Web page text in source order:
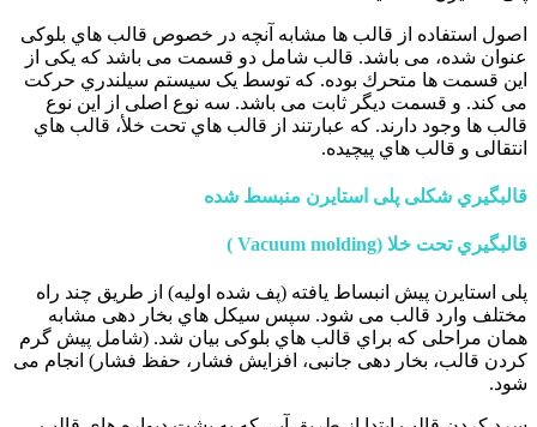
اصول استفاده از قالب ها مشابه آنچه در خصوص قالب هاي بلوکی
عنوان شده، می باشد. قالب شامل دو قسمت می باشد که یکی از
این قسمت ها متحرك بوده. که توسط یک سیستم سیلندري حرکت
می کند. و قسمت دیگر ثابت می باشد. سه نوع اصلی از این نوع
قالب ها وجود دارند. که عبارتند از قالب هاي تحت خلأ، قالب هاي
انتقالی و قالب هاي پیچیده.
قالبگیري شکلی پلی استایرن منبسط شده
قالبگیري تحت خلا (Vacuum molding )
پلی استایرن پیش انبساط یافته (پف شده اولیه) از طریق چند راه
مختلف وارد قالب می شود. سپس سیکل هاي بخار دهی مشابه
همان مراحلی که براي قالب هاي بلوکی بیان شد. (شامل پیش گرم
کردن قالب، بخار دهی جانبی، افزایش فشار، حفظ فشار) انجام می
شود.